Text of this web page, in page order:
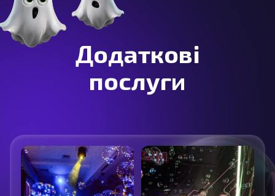
Додаткові
послуги